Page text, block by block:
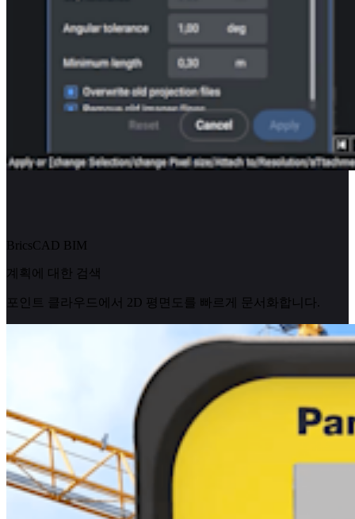
BricsCAD BIM
계획에 대한 검색
포인트 클라우드에서 2D 평면도를 빠르게 문서화합니다.